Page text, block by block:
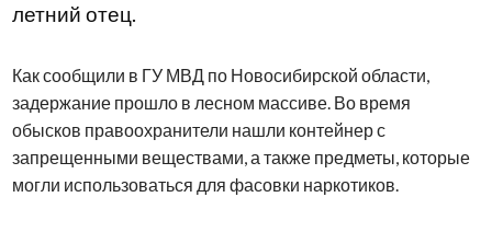
летний отец.
Как сообщили в ГУ МВД по Новосибирской области,
задержание прошло в лесном массиве. Во время
обысков правоохранители нашли контейнер с
запрещенными веществами, а также предметы, которые
могли использоваться для фасовки наркотиков.